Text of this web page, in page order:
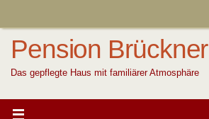
Pension Brückner
Das gepflegte Haus mit familiärer Atmosphäre